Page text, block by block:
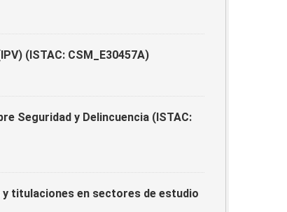
(ISTAC: CSM_E30457A)
Seguridad y Delincuencia (ISTAC:
y titulaciones en sectores de estudio